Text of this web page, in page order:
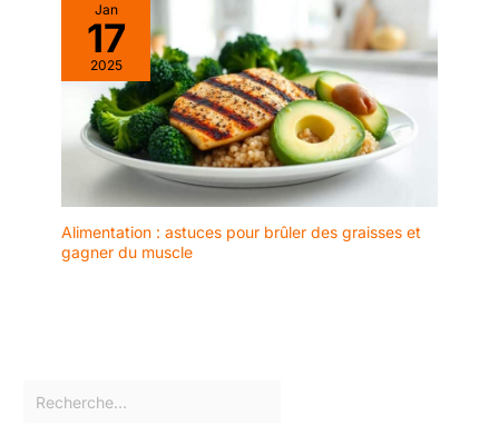
Jan
17
2025
Alimentation : astuces pour brûler des graisses et
gagner du muscle